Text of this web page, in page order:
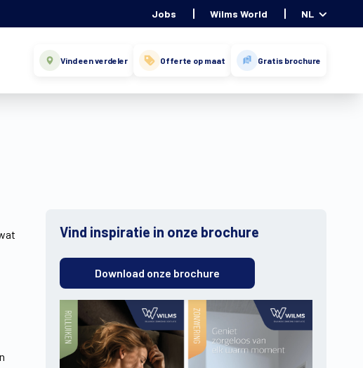
Jobs Wilms World NL
Vind een verdeler Offerte op maat Gratis brochure
Vind inspiratie in onze brochure
Download onze brochure